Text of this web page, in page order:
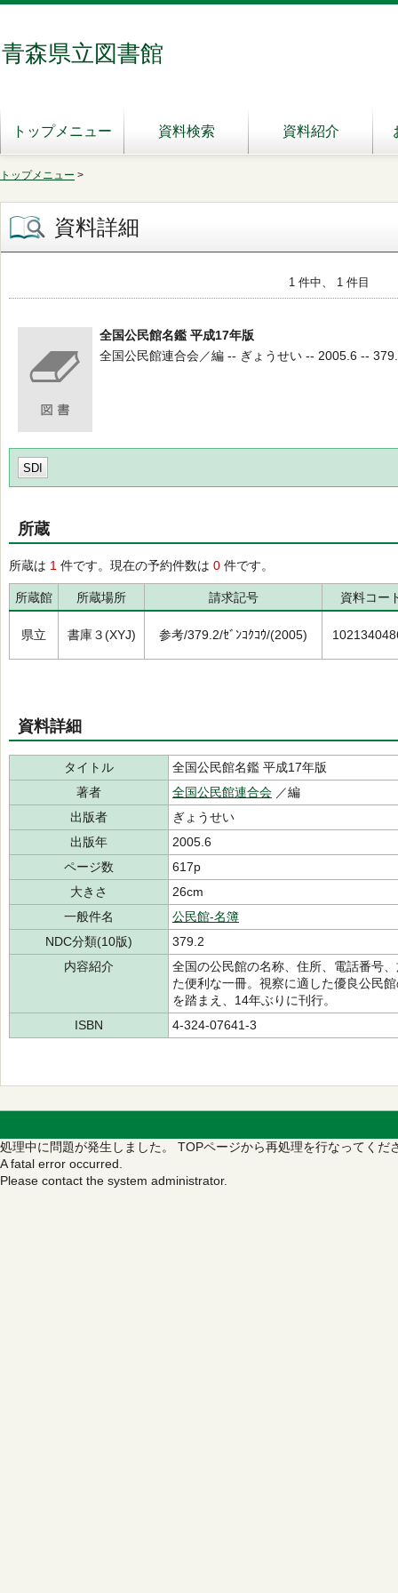
青森県立図書館
トップメニュー 資料検索 資料紹介
トップメニュー >
資料詳細
1 件中、 1 件目
全国公民館名鑑 平成17年版
全国公民館連合会／編 -- ぎょうせい -- 2005.6 --
SDI
所蔵
所蔵は 1 件です。現在の予約件数は 0 件です。
所蔵館 所蔵場所 請求記号 資料コー
県立 書庫３(XYJ) 参考/379.2/ｾﾞﾝｺｸｺｳ/(2005)
資料詳細
タイトル
全国公民館名鑑 平成17年版
著者
全国公民館連合会 ／編
出版者
ぎょうせい
出版年
2005.6
ページ数
617p
大きさ
26cm
一般件名
公民館-名簿
NDC分類(10版)
379.2
内容紹介
全国の公民館の名称、住所、電話番号
た便利な一冊。視察に適した優良公民
を踏まえ、14年ぶりに刊行。
ISBN
4-324-07641-3
処理中に問題が発生しました。 TOPページから再処理を行なってくだ
A fatal error occurred.
Please contact the system administrator.